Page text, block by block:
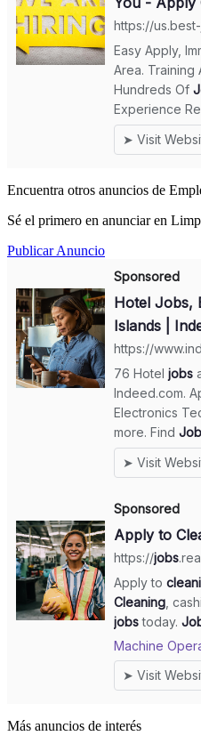
Encuentra otros anuncios de
Sé el primero en anunciar en
Publicar Anuncio
Más anuncios de interés